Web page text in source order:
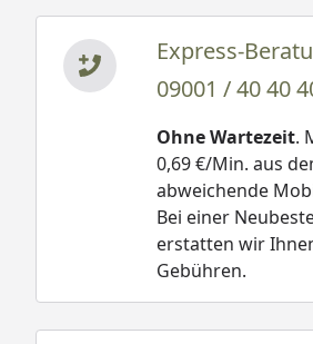
Express-
09001 / 40 40
Ohne Wartezeit.
0,69 €/Min. aus
abweichende
Bei einer
erstatten wir
Gebühren.